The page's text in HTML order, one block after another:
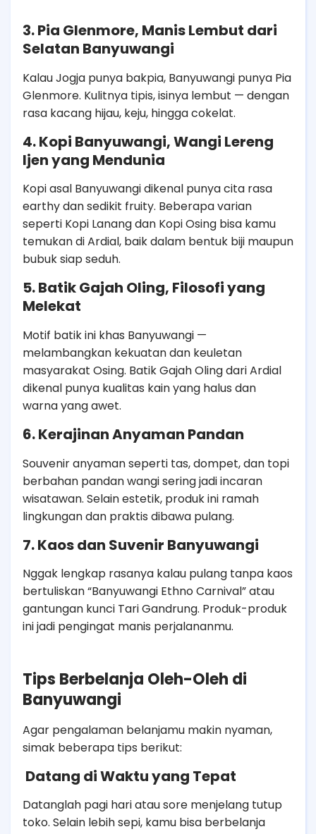
3. Pia Glenmore, Manis Lembut dari
Selatan Banyuwangi
Kalau Jogja punya bakpia, Banyuwangi punya Pia
Glenmore. Kulitnya tipis, isinya lembut — dengan
rasa kacang hijau, keju, hingga cokelat.
4. Kopi Banyuwangi, Wangi Lereng
Ijen yang Mendunia
Kopi asal Banyuwangi dikenal punya cita rasa
earthy dan sedikit fruity. Beberapa varian
seperti Kopi Lanang dan Kopi Osing bisa kamu
temukan di Ardial, baik dalam bentuk biji maupun
bubuk siap seduh.
5. Batik Gajah Oling, Filosofi yang
Melekat
Motif batik ini khas Banyuwangi —
melambangkan kekuatan dan keuletan
masyarakat Osing. Batik Gajah Oling dari Ardial
dikenal punya kualitas kain yang halus dan
warna yang awet.
6. Kerajinan Anyaman Pandan
Souvenir anyaman seperti tas, dompet, dan topi
berbahan pandan wangi sering jadi incaran
wisatawan. Selain estetik, produk ini ramah
lingkungan dan praktis dibawa pulang.
7. Kaos dan Suvenir Banyuwangi
Nggak lengkap rasanya kalau pulang tanpa kaos
bertuliskan “Banyuwangi Ethno Carnival” atau
gantungan kunci Tari Gandrung. Produk-produk
ini jadi pengingat manis perjalananmu.
Tips Berbelanja Oleh-Oleh di
Banyuwangi
Agar pengalaman belanjamu makin nyaman,
simak beberapa tips berikut:
Datang di Waktu yang Tepat
Datanglah pagi hari atau sore menjelang tutup
toko. Selain lebih sepi, kamu bisa berbelanja